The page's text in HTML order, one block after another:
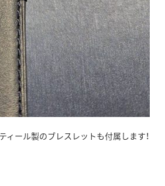
ィール製のブレスレットも付属します！